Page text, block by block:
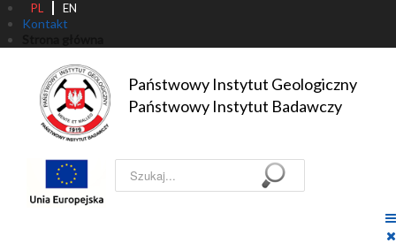
PL EN
Kontakt
Państwowy Instytut Geologiczny
Państwowy Instytut Badawczy
Szukaj...